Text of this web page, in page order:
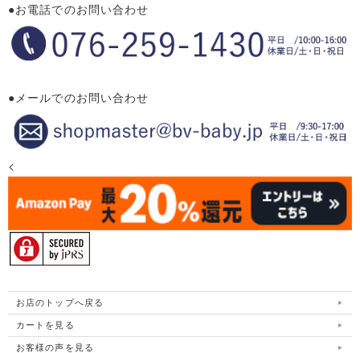
●お電話でのお問い合わせ
●メールでのお問い合わせ
<
お店のトップへ戻る
カートを見る
お客様の声を見る